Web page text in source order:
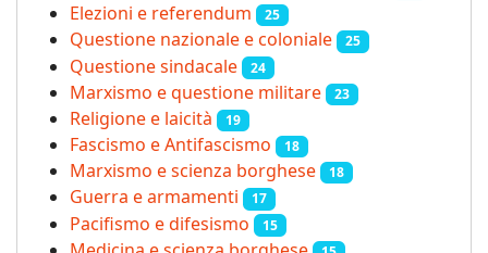
Elezioni e referendum 25
Questione nazionale e coloniale 25
Questione sindacale 24
Marxismo e questione militare 23
Religione e laicità 19
Fascismo e Antifascismo 18
Marxismo e scienza borghese 18
Guerra e armamenti 17
Pacifismo e difesismo 15